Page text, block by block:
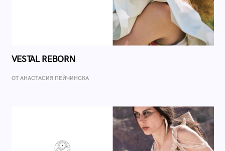
VESTAL REBORN
ОТ AНАСТАСИЯ ПЕЙЧИНСКА